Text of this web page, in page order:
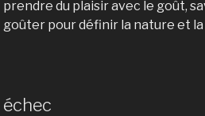
prendre du plaisir avec le goût,
goûter pour définir la nature et
échec